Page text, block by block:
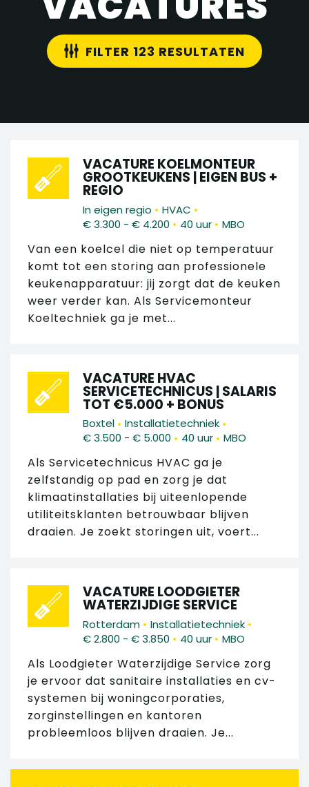
FILTER 123 RESULTATEN
VACATURE KOELMONTEUR
GROOTKEUKENS | EIGEN BUS +
REGIO
In eigen regio • HVAC •
€ 3.300 - € 4.200 • 40 uur • MBO
Van een koelcel die niet op temperatuur
komt tot een storing aan professionele
keukenapparatuur: jij zorgt dat de keuken
weer verder kan. Als Servicemonteur
Koeltechniek ga je met...
VACATURE HVAC
SERVICETECHNICUS | SALARIS
TOT €5.000 + BONUS
Boxtel • Installatietechniek •
€ 3.500 - € 5.000 • 40 uur • MBO
Als Servicetechnicus HVAC ga je
zelfstandig op pad en zorg je dat
klimaatinstallaties bij uiteenlopende
utiliteitsklanten betrouwbaar blijven
draaien. Je zoekt storingen uit, voert...
VACATURE LOODGIETER
WATERZIJDIGE SERVICE
Rotterdam • Installatietechniek •
€ 2.800 - € 3.850 • 40 uur • MBO
Als Loodgieter Waterzijdige Service zorg
je ervoor dat sanitaire installaties en cv-
systemen bij woningcorporaties,
zorginstellingen en kantoren
probleemloos blijven draaien. Je...